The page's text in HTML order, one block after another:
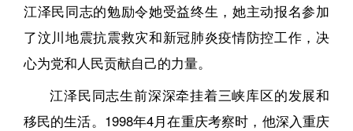
江泽民同志的勉励令她受益终生，她主动报名参加
了汶川地震抗震救灾和新冠肺炎疫情防控工作，决
心为党和人民贡献自己的力量。
江泽民同志生前深深牵挂着三峡库区的发展和
移民的生活。1998年4月在重庆考察时，他深入重庆